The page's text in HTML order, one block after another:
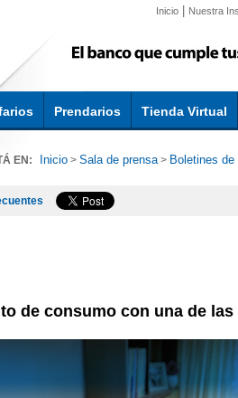
Inicio| Nuestra
Prendarios Tienda Virtual
EN: Inicio > Sala de prensa> Boletines de
de consumo con una de